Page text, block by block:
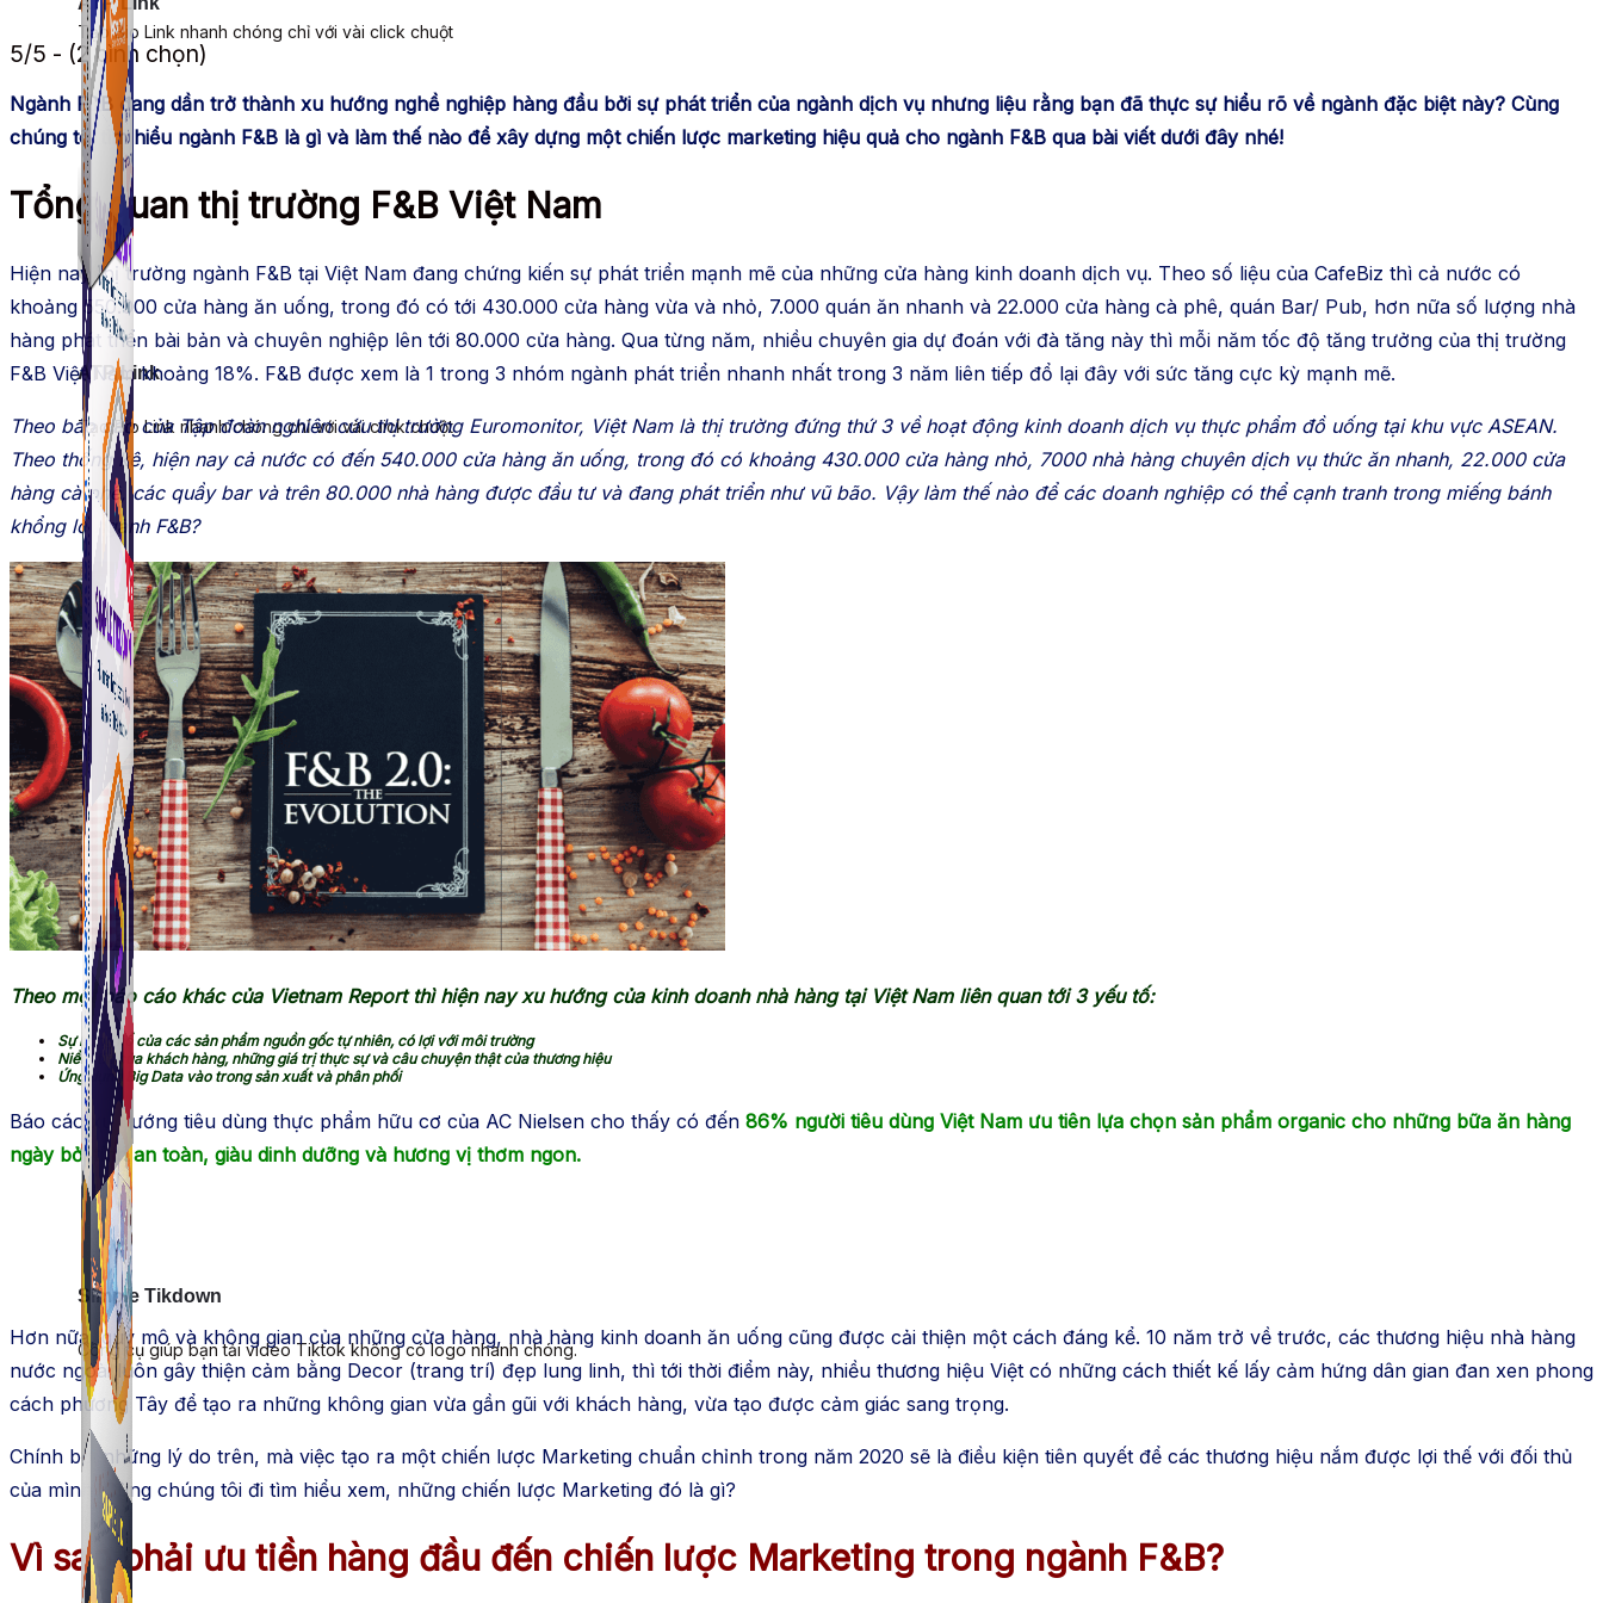
Tạo Bio Link nhanh chóng chỉ với vài click chuột
Simple Tikdown
Công cụ giúp bạn tải video Tiktok không có logo nhanh chóng.
ATP Link
Tạo Bio Link nhanh chóng chỉ với vài click chuột
Simple Tikdown
Công cụ giúp bạn tải video Tiktok không có logo nhanh chóng.
5/5 - (2 bình chọn)
Ngành F&B đang dần trở thành xu hướng nghề nghiệp hàng đầu bởi sự phát triển của ngành dịch vụ nhưng liệu rằng bạn đã thực sự hiểu rõ về ngành đặc biệt này? Cùng
chúng tôi tìm hiểu ngành F&B là gì và làm thế nào để xây dựng một chiến lược marketing hiệu quả cho ngành F&B qua bài viết dưới đây nhé!
Tổng quan thị trường F&B Việt Nam
Hiện nay thị trường ngành F&B tại Việt Nam đang chứng kiến sự phát triển mạnh mẽ của những cửa hàng kinh doanh dịch vụ. Theo số liệu của CafeBiz thì cả nước có
khoảng 550.000 cửa hàng ăn uống, trong đó có tới 430.000 cửa hàng vừa và nhỏ, 7.000 quán ăn nhanh và 22.000 cửa hàng cà phê, quán Bar/ Pub, hơn nữa số lượng nhà
hàng phát triển bài bản và chuyên nghiệp lên tới 80.000 cửa hàng. Qua từng năm, nhiều chuyên gia dự đoán với đà tăng này thì mỗi năm tốc độ tăng trưởng của thị trường
F&B Việt Nam khoảng 18%. F&B được xem là 1 trong 3 nhóm ngành phát triển nhanh nhất trong 3 năm liên tiếp đổ lại đây với sức tăng cực kỳ mạnh mẽ.
Theo báo cáo của Tập đoàn nghiên cứu thị trường Euromonitor, Việt Nam là thị trường đứng thứ 3 về hoạt động kinh doanh dịch vụ thực phẩm đồ uống tại khu vực ASEAN.
Theo thống kê, hiện nay cả nước có đến 540.000 cửa hàng ăn uống, trong đó có khoảng 430.000 cửa hàng nhỏ, 7000 nhà hàng chuyên dịch vụ thức ăn nhanh, 22.000 cửa
hàng cà phê, các quầy bar và trên 80.000 nhà hàng được đầu tư và đang phát triển như vũ bão. Vậy làm thế nào để các doanh nghiệp có thể cạnh tranh trong miếng bánh
khổng lồ ngành F&B?
Theo một báo cáo khác của Vietnam Report thì hiện nay xu hướng của kinh doanh nhà hàng tại Việt Nam liên quan tới 3 yếu tố:
Sự bùng nổ của các sản phẩm nguồn gốc tự nhiên, có lợi với môi trường
Niềm tin của khách hàng, những giá trị thực sự và câu chuyện thật của thương hiệu
Ứng dụng Big Data vào trong sản xuất và phân phối
Báo cáo xu hướng tiêu dùng thực phẩm hữu cơ của AC Nielsen cho thấy có đến 86% người tiêu dùng Việt Nam ưu tiên lựa chọn sản phẩm organic cho những bữa ăn hàng
ngày bởi tính an toàn, giàu dinh dưỡng và hương vị thơm ngon.
Hơn nữa, quy mô và không gian của những cửa hàng, nhà hàng kinh doanh ăn uống cũng được cải thiện một cách đáng kể. 10 năm trở về trước, các thương hiệu nhà hàng
nước ngoài luôn gây thiện cảm bằng Decor (trang trí) đẹp lung linh, thì tới thời điểm này, nhiều thương hiệu Việt có những cách thiết kế lấy cảm hứng dân gian đan xen phong
cách phương Tây để tạo ra những không gian vừa gần gũi với khách hàng, vừa tạo được cảm giác sang trọng.
Chính bởi những lý do trên, mà việc tạo ra một chiến lược Marketing chuẩn chỉnh trong năm 2020 sẽ là điều kiện tiên quyết để các thương hiệu nắm được lợi thế với đối thủ
của mình. Cùng chúng tôi đi tìm hiểu xem, những chiến lược Marketing đó là gì?
Vì sao phải ưu tiền hàng đầu đến chiến lược Marketing trong ngành F&B?